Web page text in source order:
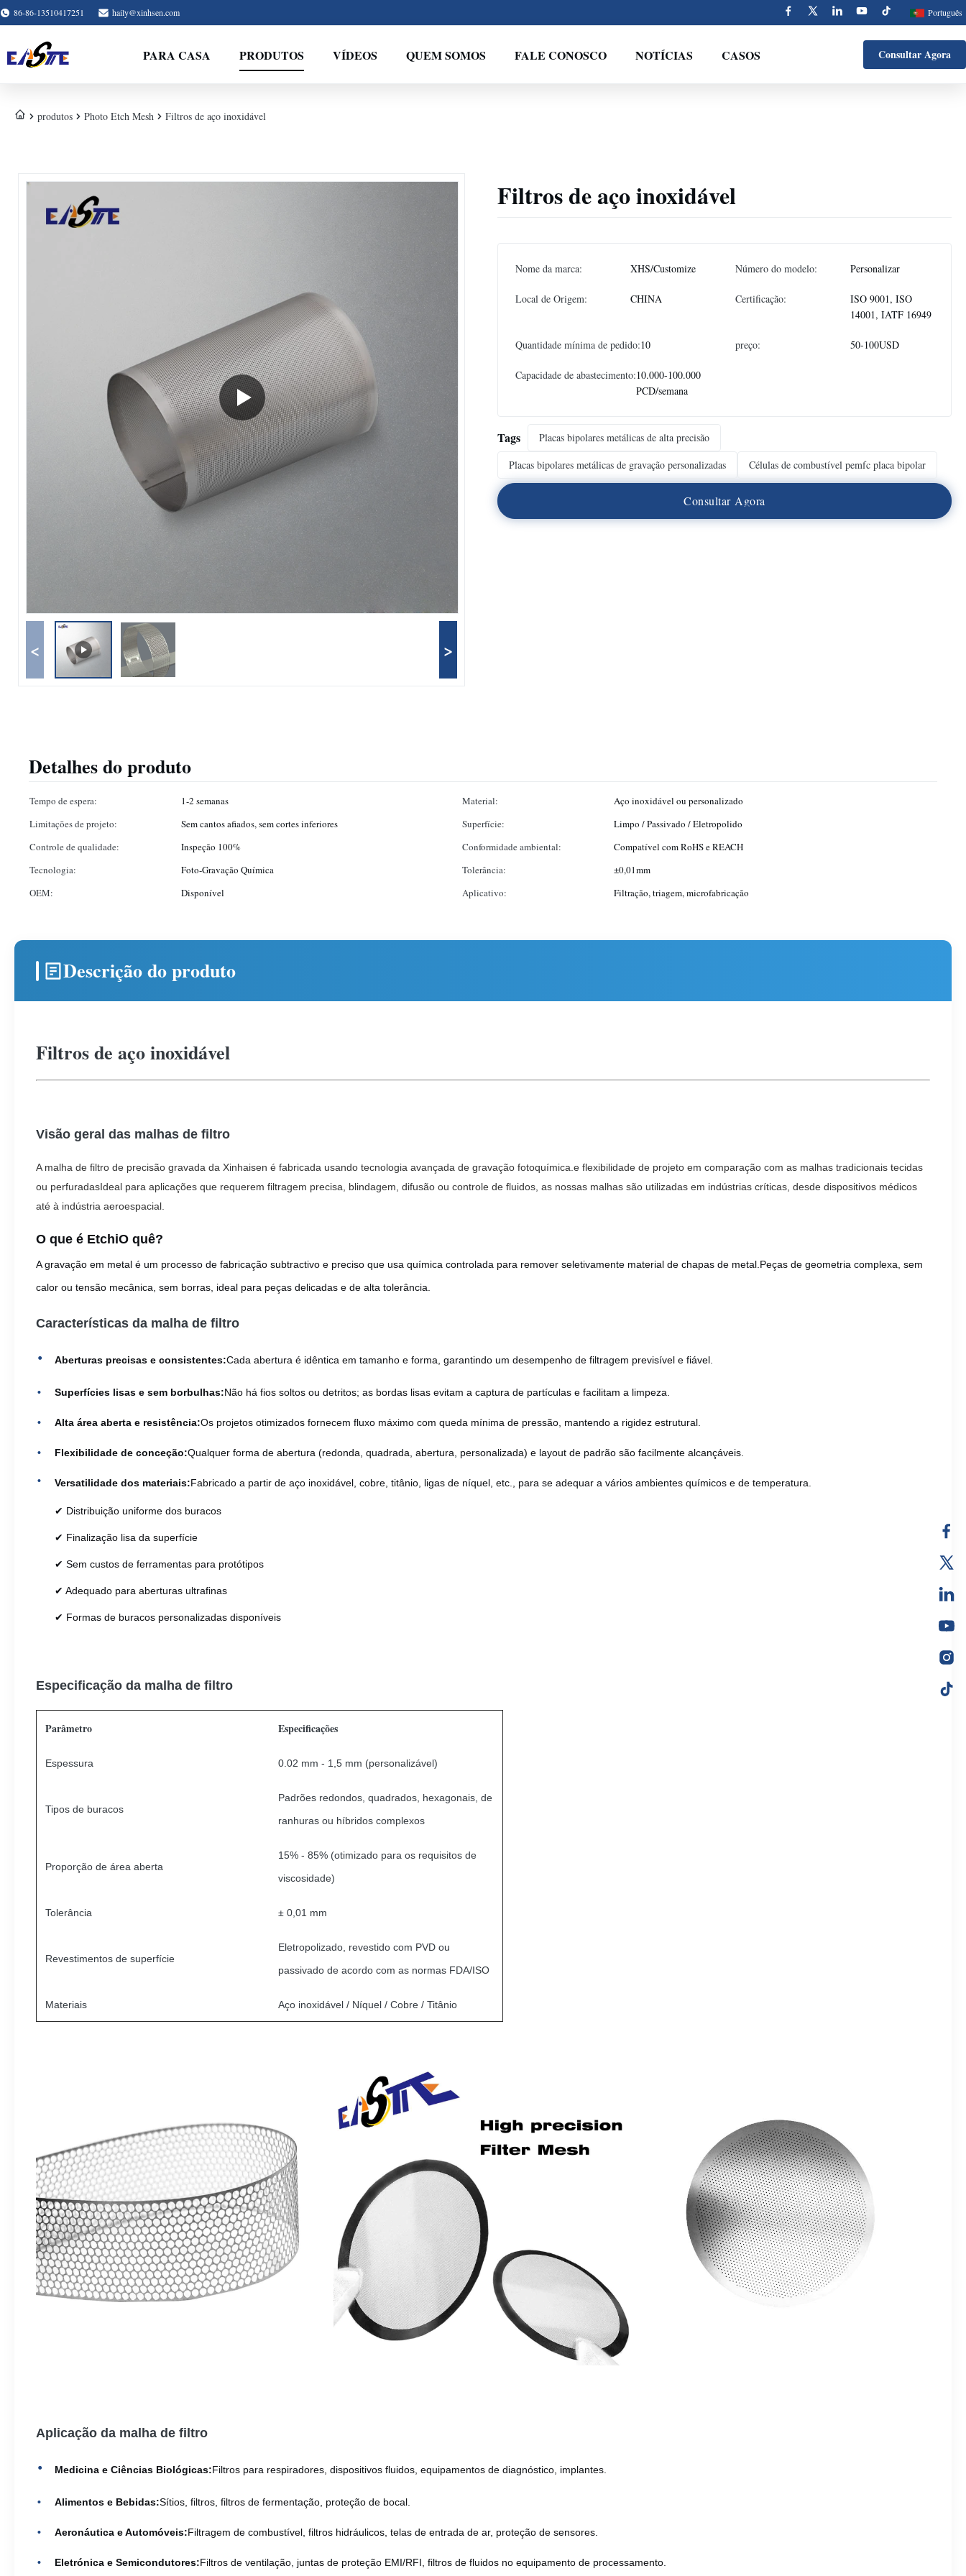
86-86-13510417251 haily@xinhsen.com Português
PARA CASA PRODUTOS VÍDEOS QUEM SOMOS FALE CONOSCO NOTÍCIAS CASOS Consultar Agora
produtos Photo Etch Mesh Filtros de aço inoxidável
< >
Filtros de aço inoxidável
Nome da marca: XHS/Customize Número do modelo: Personalizar
Local de Origem: CHINA Certificação:
ISO 9001, ISO
14001, IATF 16949
Quantidade mínima de pedido:10 preço: 50-100USD
Capacidade de abastecimento:10.000-100.000
PCD/semana
Tags
Placas bipolares metálicas de alta precisão
Placas bipolares metálicas de gravação personalizadas
Células de combustível pemfc placa bipolar
Consultar Agora
Detalhes do produto
Tempo de espera: 1-2 semanas Material:
Aço inoxidável ou personalizado
Limitações de projeto:
Sem cantos afiados, sem cortes inferiores Superfície:
Limpo / Passivado / Eletropolido
Controle de qualidade:
Inspeção 100% Conformidade ambiental:
Compatível com RoHS e REACH
Tecnologia:
Foto-Gravação Química Tolerância:
±0,01mm
OEM:
Disponível Aplicativo: Filtração, triagem, microfabricação
Descrição do produto
Filtros de aço inoxidável
Visão geral das malhas de filtro
A malha de filtro de precisão gravada da Xinhaisen é fabricada usando tecnologia avançada de gravação fotoquímica.e flexibilidade de projeto em comparação com as malhas tradicionais tecidas
ou perfuradasIdeal para aplicações que requerem filtragem precisa, blindagem, difusão ou controle de fluidos, as nossas malhas são utilizadas em indústrias críticas, desde dispositivos médicos
até à indústria aeroespacial.
O que é EtchiO quê?
A gravação em metal é um processo de fabricação subtractivo e preciso que usa química controlada para remover seletivamente material de chapas de metal.Peças de geometria complexa, sem
calor ou tensão mecânica, sem borras, ideal para peças delicadas e de alta tolerância.
Características da malha de filtro
Aberturas precisas e consistentes:Cada abertura é idêntica em tamanho e forma, garantindo um desempenho de filtragem previsível e fiável.
Superfícies lisas e sem borbulhas:Não há fios soltos ou detritos; as bordas lisas evitam a captura de partículas e facilitam a limpeza.
Alta área aberta e resistência:Os projetos otimizados fornecem fluxo máximo com queda mínima de pressão, mantendo a rigidez estrutural.
Flexibilidade de conceção:Qualquer forma de abertura (redonda, quadrada, abertura, personalizada) e layout de padrão são facilmente alcançáveis.
Versatilidade dos materiais:Fabricado a partir de aço inoxidável, cobre, titânio, ligas de níquel, etc., para se adequar a vários ambientes químicos e de temperatura.
✔ Distribuição uniforme dos buracos
✔ Finalização lisa da superfície
✔ Sem custos de ferramentas para protótipos
✔ Adequado para aberturas ultrafinas
✔ Formas de buracos personalizadas disponíveis
Especificação da malha de filtro
Parâmetro Especificações
Espessura 0.02 mm - 1,5 mm (personalizável)
Tipos de buracos
Padrões redondos, quadrados, hexagonais, de
ranhuras ou híbridos complexos
Proporção de área aberta
15% - 85% (otimizado para os requisitos de
viscosidade)
Tolerância ± 0,01 mm
Revestimentos de superfície
Eletropolizado, revestido com PVD ou
passivado de acordo com as normas FDA/ISO
Materiais Aço inoxidável / Níquel / Cobre / Titânio
Aplicação da malha de filtro
Medicina e Ciências Biológicas:Filtros para respiradores, dispositivos fluidos, equipamentos de diagnóstico, implantes.
Alimentos e Bebidas:Sítios, filtros, filtros de fermentação, proteção de bocal.
Aeronáutica e Automóveis:Filtragem de combustível, filtros hidráulicos, telas de entrada de ar, proteção de sensores.
Eletrónica e Semicondutores:Filtros de ventilação, juntas de proteção EMI/RFI, filtros de fluidos no equipamento de processamento.